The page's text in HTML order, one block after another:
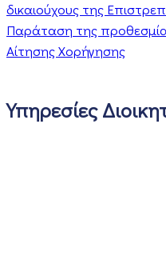
δικαιούχους της
Παράταση της
Αίτησης Χορήγησης
Υπηρεσίες